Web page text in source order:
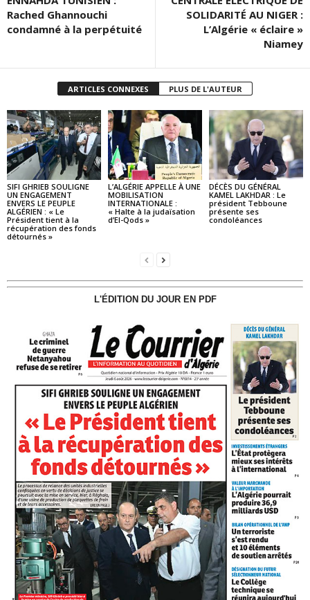
Rached Ghannouchi
condamné à la perpétuité
SOLIDARITÉ AU NIGER :
L’Algérie « éclaire »
Niamey
ARTICLES CONNEXES PLUS DE L'AUTEUR
SIFI GHRIEB SOULIGNE
UN ENGAGEMENT
ENVERS LE PEUPLE
ALGÉRIEN : « Le
Président tient à la
récupération des fonds
détournés »
L’ALGÉRIE APPELLE À UNE
MOBILISATION
INTERNATIONALE :
« Halte à la judaïsation
d’El-Qods »
DÉCÈS DU GÉNÉRAL
KAMEL LAKHDAR : Le
président Tebboune
présente ses
condoléances
L'ÉDITION DU JOUR EN PDF